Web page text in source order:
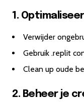
1.
Verwijder
Gebruik .replit
Clean up oude
2. Beheer je